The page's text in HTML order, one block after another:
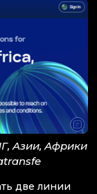
Азии, Африки
две линии